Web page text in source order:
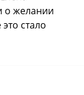
о желании
стало